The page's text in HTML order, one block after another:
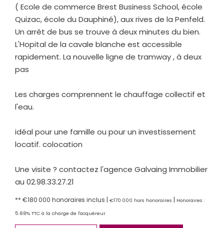
( Ecole de commerce Brest Business School, école
Quizac, école du Dauphiné), aux rives de la Penfeld.
Un arrêt de bus se trouve à deux minutes du bien.
L'Hopital de la cavale blanche est accessible
rapidement. La nouvelle ligne de tramway , à deux
pas
Les charges comprennent le chauffage collectif et
l'eau.
idéal pour une famille ou pour un investissement
locatif. colocation
Une visite ? contactez l'agence Galvaing Immobilier
au 02.98.33.27.21
** €180 000 honoraires inclus | €170 000 hors honoraires | Honoraires :
5.88% TTC à la charge de l'acquéreur